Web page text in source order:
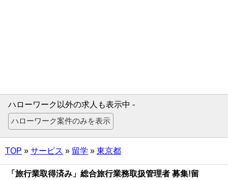
ハローワーク以外の求人も表示中 -
TOP » サービス » 留学 » 東京都
「旅行業取得済み」総合旅行業務取扱管理者 募集!留